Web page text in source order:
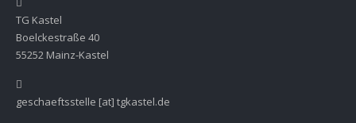
TG Kastel
Boelckestraße 40
55252 Mainz-Kastel
geschaeftsstelle [at] tgkastel.de